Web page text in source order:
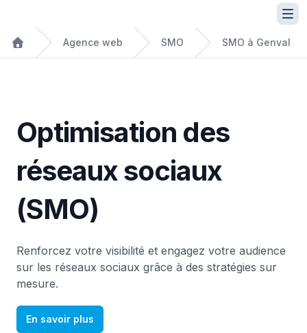
Agence web SMO SMO à Genval
Optimisation des
réseaux sociaux
(SMO)
Renforcez votre visibilité et engagez votre audience
sur les réseaux sociaux grâce à des stratégies sur
mesure.
En savoir plus